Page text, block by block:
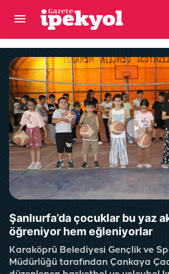
Şanlıurfa’da çocuklar bu yaz
öğreniyor hem eğleniyorlar
Karaköprü Belediyesi Gençlik ve
Müdürlüğü tarafından Çankaya
Şanlıurfa’da çiftçiler dertli:
kuruyor